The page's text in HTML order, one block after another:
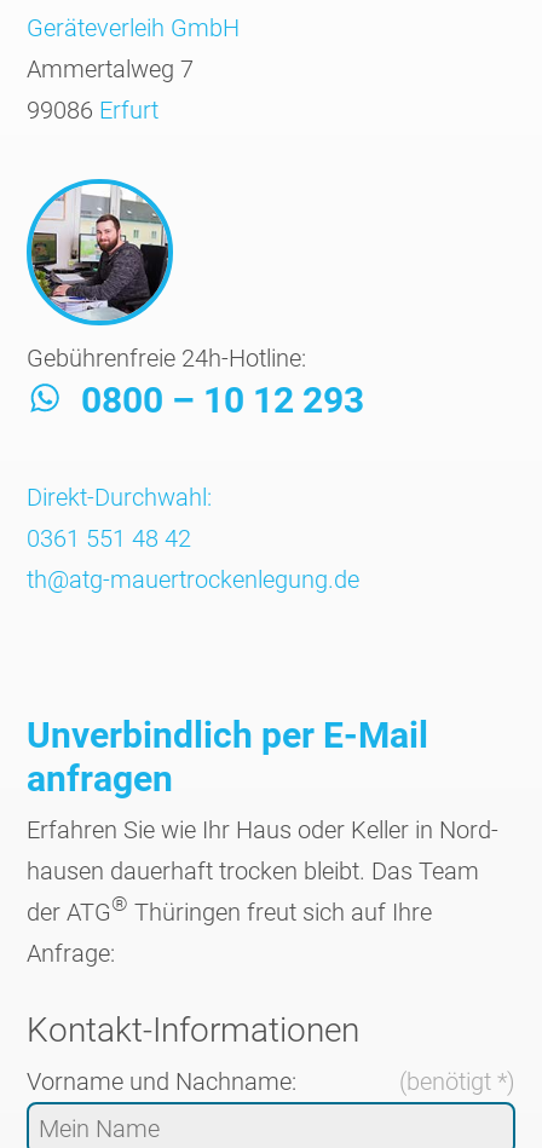
Geräte­verleih GmbH
Ammertalweg 7
99086 Erfurt
Gebührenfreie 24h-Hotline:
0800 – 10 12 293
Direkt-Durchwahl:
0361 551 48 42
th@atg-mauertrockenlegung.de
Unverbindlich per E-Mail
anfragen
Erfahren Sie wie Ihr Haus oder Keller in Nord­
hausen dauerhaft trocken bleibt. Das Team
der ATG® Thüringen freut sich auf Ihre
Anfrage:
Kontakt-Informationen
Vorname und Nachname: (benötigt *)